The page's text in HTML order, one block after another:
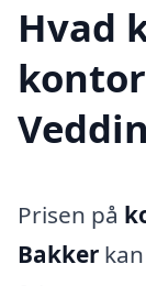
Hvad
Prisen på
Bakker